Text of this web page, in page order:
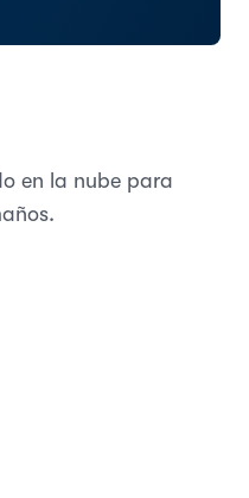
en la nube para